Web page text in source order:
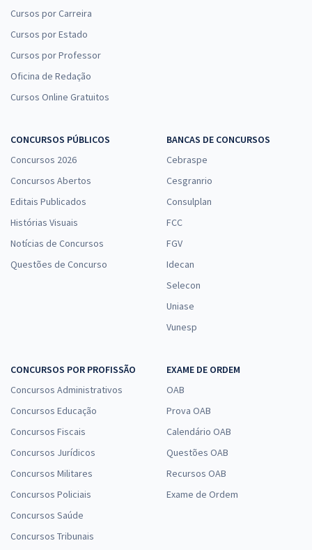
Cursos por Carreira
Cursos por Estado
Cursos por Professor
Oficina de Redação
Cursos Online Gratuitos
CONCURSOS PÚBLICOS
Concursos 2026
Concursos Abertos
Editais Publicados
Histórias Visuais
Notícias de Concursos
Questões de Concurso
BANCAS DE CONCURSOS
Cebraspe
Cesgranrio
Consulplan
FCC
FGV
Idecan
Selecon
Uniase
Vunesp
CONCURSOS POR PROFISSÃO
Concursos Administrativos
Concursos Educação
Concursos Fiscais
Concursos Jurídicos
Concursos Militares
Concursos Policiais
Concursos Saúde
Concursos Tribunais
EXAME DE ORDEM
OAB
Prova OAB
Calendário OAB
Questões OAB
Recursos OAB
Exame de Ordem